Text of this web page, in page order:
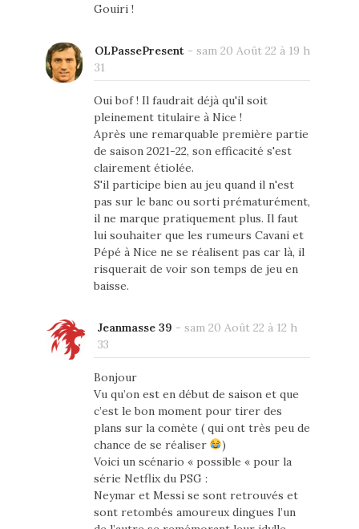
Gouiri !
OLPassePresent- sam 20 Août 22 à 19 h
31
Oui bof ! Il faudrait déjà qu'il soit
pleinement titulaire à Nice !
Après une remarquable première partie
de saison 2021-22, son efficacité s'est
clairement étiolée.
S'il participe bien au jeu quand il n'est
pas sur le banc ou sorti prématurément,
il ne marque pratiquement plus. Il faut
lui souhaiter que les rumeurs Cavani et
Pépé à Nice ne se réalisent pas car là, il
risquerait de voir son temps de jeu en
baisse.
Jeanmasse 39 - sam 20 Août 22 à 12 h
33
Bonjour
Vu qu’on est en début de saison et que
c’est le bon moment pour tirer des
plans sur la comète ( qui ont très peu de
chance de se réaliser
)
Voici un scénario « possible « pour la
série Netflix du PSG :
Neymar et Messi se sont retrouvés et
sont retombés amoureux dingues l’un